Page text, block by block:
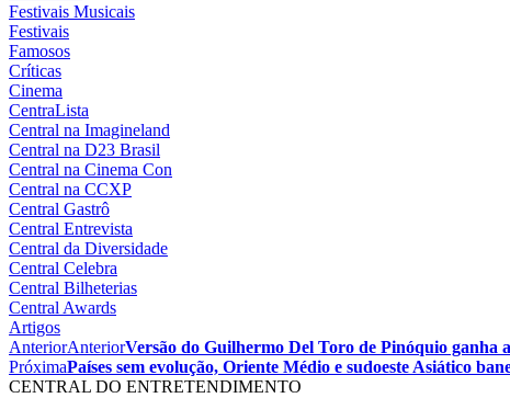
Festivais Musicais
Festivais
Famosos
Críticas
Cinema
CentraLista
Central na Imagineland
Central na D23 Brasil
Central na Cinema Con
Central na CCXP
Central Gastrô
Central Entrevista
Central da Diversidade
Central Celebra
Central Bilheterias
Central Awards
Artigos
AnteriorAnteriorVersão do Guilhermo Del Toro de Pinóquio ganha
PróximaPaíses sem evolução, Oriente Médio e sudoeste Asiático
CENTRAL DO ENTRETENDIMENTO